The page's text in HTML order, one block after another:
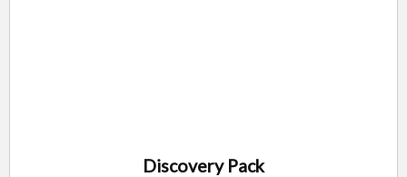
Discovery Pack